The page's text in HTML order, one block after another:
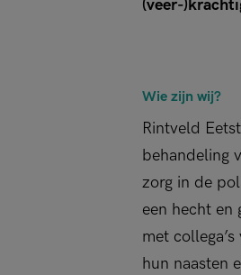
(veer-
Wie zijn wij?
Rintveld
behandeling
zorg in de
een hecht en
met
hun naasten